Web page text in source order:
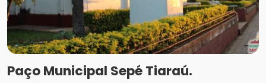
Paço Municipal Sepé Tiaraú.